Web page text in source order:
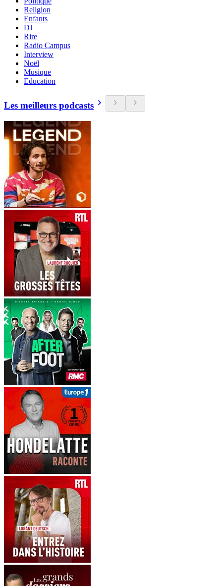
Religion
Enfants
DJ
Rire
Radio Campus
Interview
Noël
Musique
Education
Les meilleurs podcasts